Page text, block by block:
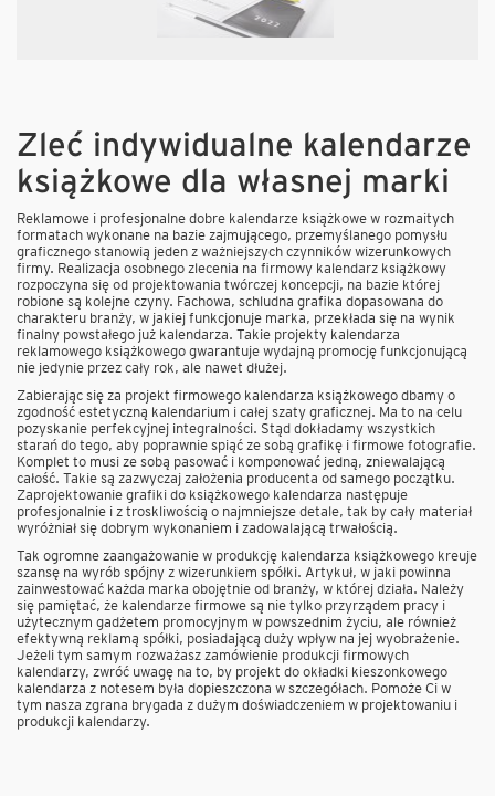
Zleć indywidualne kalendarze
książkowe dla własnej marki
Reklamowe i profesjonalne dobre kalendarze książkowe w rozmaitych
formatach wykonane na bazie zajmującego, przemyślanego pomysłu
graficznego stanowią jeden z ważniejszych czynników wizerunkowych
firmy. Realizacja osobnego zlecenia na firmowy kalendarz książkowy
rozpoczyna się od projektowania twórczej koncepcji, na bazie której
robione są kolejne czyny. Fachowa, schludna grafika dopasowana do
charakteru branży, w jakiej funkcjonuje marka, przekłada się na wynik
finalny powstałego już kalendarza. Takie projekty kalendarza
reklamowego książkowego gwarantuje wydajną promocję funkcjonującą
nie jedynie przez cały rok, ale nawet dłużej.
Zabierając się za projekt firmowego kalendarza książkowego dbamy o
zgodność estetyczną kalendarium i całej szaty graficznej. Ma to na celu
pozyskanie perfekcyjnej integralności. Stąd dokładamy wszystkich
starań do tego, aby poprawnie spiąć ze sobą grafikę i firmowe fotografie.
Komplet to musi ze sobą pasować i komponować jedną, zniewalającą
całość. Takie są zazwyczaj założenia producenta od samego początku.
Zaprojektowanie grafiki do książkowego kalendarza następuje
profesjonalnie i z troskliwością o najmniejsze detale, tak by cały materiał
wyróżniał się dobrym wykonaniem i zadowalającą trwałością.
Tak ogromne zaangażowanie w produkcję kalendarza książkowego kreuje
szansę na wyrób spójny z wizerunkiem spółki. Artykuł, w jaki powinna
zainwestować każda marka obojętnie od branży, w której działa. Należy
się pamiętać, że kalendarze firmowe są nie tylko przyrządem pracy i
użytecznym gadżetem promocyjnym w powszednim życiu, ale również
efektywną reklamą spółki, posiadającą duży wpływ na jej wyobrażenie.
Jeżeli tym samym rozważasz zamówienie produkcji firmowych
kalendarzy, zwróć uwagę na to, by projekt do okładki kieszonkowego
kalendarza z notesem była dopieszczona w szczegółach. Pomoże Ci w
tym nasza zgrana brygada z dużym doświadczeniem w projektowaniu i
produkcji kalendarzy.